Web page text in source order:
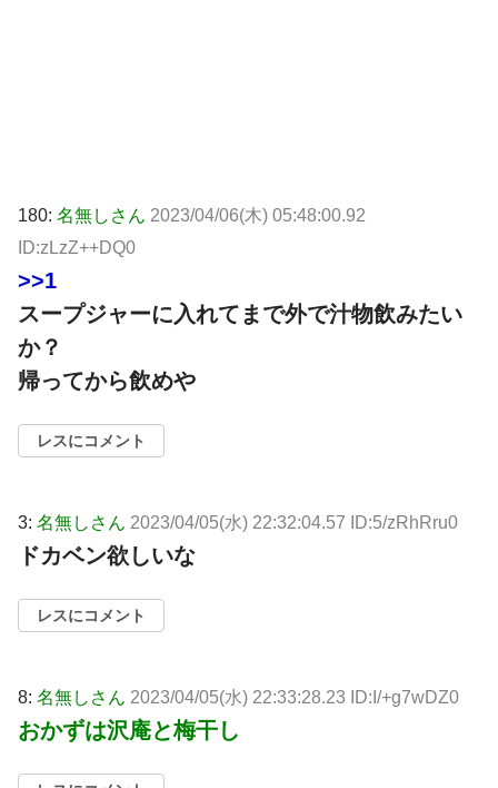
180: 名無しさん 2023/04/06(木) 05:48:00.92
ID:zLzZ++DQ0
>>1
スープジャーに入れてまで外で汁物飲みたい
か？
帰ってから飲めや
レスにコメント
3: 名無しさん 2023/04/05(水) 22:32:04.57 ID:5/zRhRru0
ドカベン欲しいな
レスにコメント
8: 名無しさん 2023/04/05(水) 22:33:28.23 ID:I/+g7wDZ0
おかずは沢庵と梅干し